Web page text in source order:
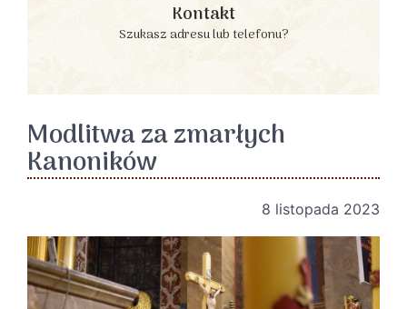
Kontakt
Szukasz adresu lub telefonu?
Modlitwa za zmarłych
Kanoników
8 listopada 2023